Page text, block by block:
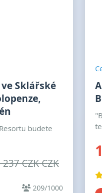
Sklářské
budete
237 CZK CZK
209/1000